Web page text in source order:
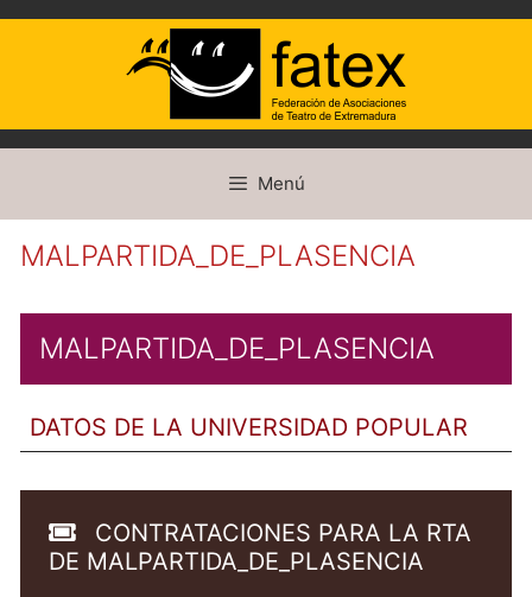
contenido
Menú
MALPARTIDA_DE_PLASENCIA
MALPARTIDA_DE_PLASENCIA
DATOS DE LA UNIVERSIDAD POPULAR
CONTRATACIONES PARA LA RTA
DE MALPARTIDA_DE_PLASENCIA